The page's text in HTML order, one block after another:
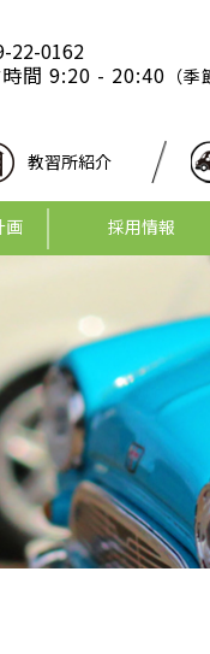
22-0162
間 9:20 - 20:40 （
教習所紹介
画 採用情報